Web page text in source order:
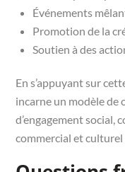
Événements
Promotion de la
Soutien à des
En s’appuyant sur
incarne un modèle de
d’engagement social,
commercial et